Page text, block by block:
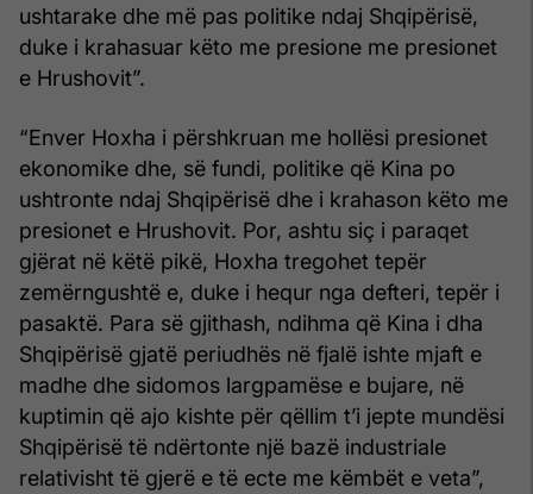
ushtarake dhe më pas politike ndaj Shqipërisë,
duke i krahasuar këto me presione me presionet
e Hrushovit”.
“Enver Hoxha i përshkruan me hollësi presionet
ekonomike dhe, së fundi, politike që Kina po
ushtronte ndaj Shqipërisë dhe i krahason këto me
presionet e Hrushovit. Por, ashtu siç i paraqet
gjërat në këtë pikë, Hoxha tregohet tepër
zemërngushtë e, duke i hequr nga defteri, tepër i
pasaktë. Para së gjithash, ndihma që Kina i dha
Shqipërisë gjatë periudhës në fjalë ishte mjaft e
madhe dhe sidomos largpamëse e bujare, në
kuptimin që ajo kishte për qëllim t’i jepte mundësi
Shqipërisë të ndërtonte një bazë industriale
relativisht të gjerë e të ecte me këmbët e veta”,